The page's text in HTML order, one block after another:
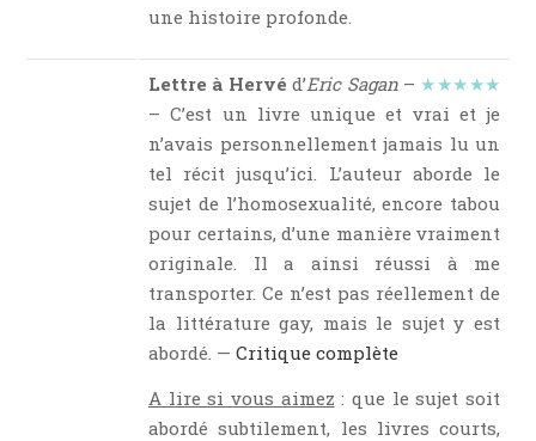
une histoire profonde.
Lettre à Hervé d’Eric Sagan– ★★★★★
– C’est un livre unique et vrai et je
n’avais personnellement jamais lu un
tel récit jusqu’ici. L’auteur aborde le
sujet de l’homosexualité, encore tabou
pour certains, d’une manière vraiment
originale. Il a ainsi réussi à me
transporter. Ce n’est pas réellement de
la littérature gay, mais le sujet y est
abordé. — Critique complète
A lire si vous aimez : que le sujet soit
abordé subtilement, les livres courts,